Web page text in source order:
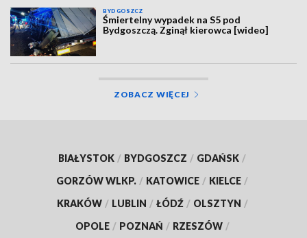
BYDGOSZCZ
Śmiertelny wypadek na S5 pod
Bydgoszczą. Zginął kierowca [wideo]
ZOBACZ WIĘCEJ
BIAŁYSTOK / BYDGOSZCZ / GDAŃSK /
GORZÓW WLKP. / KATOWICE / KIELCE /
KRAKÓW / LUBLIN / ŁÓDŹ / OLSZTYN /
OPOLE / POZNAŃ / RZESZÓW /